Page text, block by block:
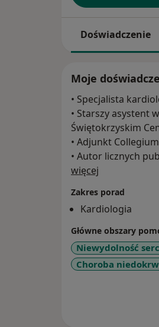
Doświadczenie
Moje
• Specjalista
• Starszy asystent
Świętokrzyskim
• Adjunkt
• Autor licznych
więcej
Zakres porad
Kardiologia
Główne obszary
Niewydolność
Choroba